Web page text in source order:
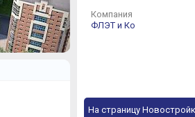
Компания
ФЛЭТ и Ко
На страницу